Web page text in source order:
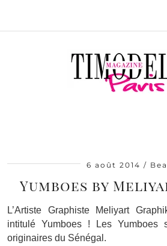
6 août 2014
Yumboes by
L’Artiste Graphiste Meliyart
intitulé Yumboes ! Les Yumboes
originaires du Sénégal.